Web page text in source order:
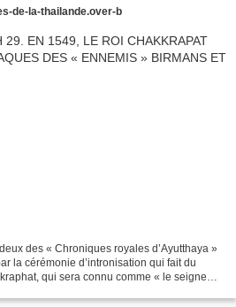
de-la-thailande.over-b
des « Chroniques royales d’Ayutthaya »
la cérémonie d’intronisation qui fait du
qui sera connu comme « le seigneur